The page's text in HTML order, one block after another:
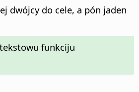
dwójcy do cele, a pón jaden
funkciju